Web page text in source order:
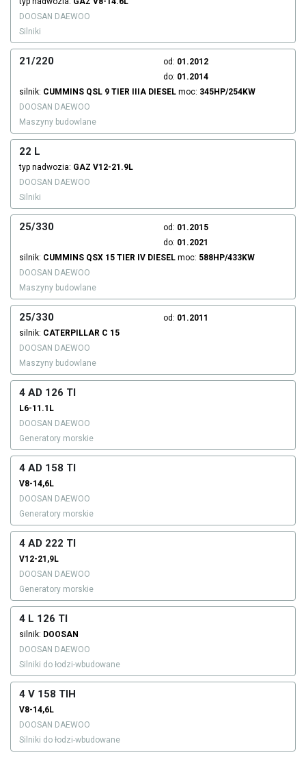
DOOSAN DAEWOO
Silniki
21/220 od: 01.2012
do: 01.2014
silnik: CUMMINS QSL 9 TIER IIIA DIESEL moc: 345HP/254KW
DOOSAN DAEWOO
Maszyny budowlane
22 L
typ nadwozia: GAZ V12-21.9L
DOOSAN DAEWOO
Silniki
25/330 od: 01.2015
do: 01.2021
silnik: CUMMINS QSX 15 TIER IV DIESEL moc: 588HP/433KW
DOOSAN DAEWOO
Maszyny budowlane
25/330 od: 01.2011
silnik: CATERPILLAR C 15
DOOSAN DAEWOO
Maszyny budowlane
4 AD 126 TI
L6-11.1L
DOOSAN DAEWOO
Generatory morskie
4 AD 158 TI
V8-14,6L
DOOSAN DAEWOO
Generatory morskie
4 AD 222 TI
V12-21,9L
DOOSAN DAEWOO
Generatory morskie
4 L 126 TI
silnik: DOOSAN
DOOSAN DAEWOO
Silniki do łodzi-wbudowane
4 V 158 TIH
V8-14,6L
DOOSAN DAEWOO
Silniki do łodzi-wbudowane